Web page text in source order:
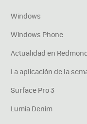
Windows
Windows Phone
Actualidad en
La aplicación de la
Surface Pro 3
Lumia Denim